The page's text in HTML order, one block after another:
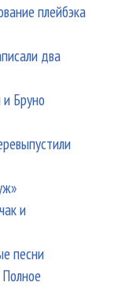
плейбэка
два
Бруно
и
песни